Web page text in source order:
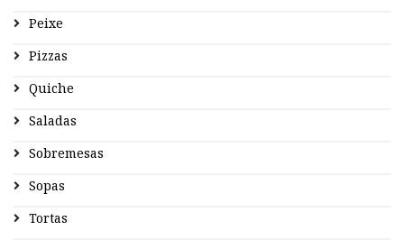
Peixe
Pizzas
Quiche
Saladas
Sobremesas
Sopas
Tortas